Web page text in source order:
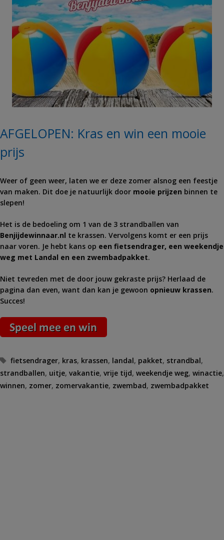
AFGELOPEN: Kras en win een mooie
prijs
Weer of geen weer, laten we er deze zomer alsnog een feestje
van maken. Dit doe je natuurlijk door mooie prijzen binnen te
slepen!
Het is de bedoeling om 1 van de 3 strandballen van
Benjijdewinnaar.nl te krassen. Vervolgens komt er een prijs
naar voren. Je hebt kans op een fietsendrager, een weekendje
weg met Landal en een zwembadpakket.
Niet tevreden met de door jouw gekraste prijs? Herlaad de
pagina dan even, want dan kan je gewoon opnieuw krassen.
Succes!
Tags
fietsendrager, kras, krassen, landal, pakket, strandbal,
strandballen, uitje, vakantie, vrije tijd, weekendje weg, winactie,
winnen, zomer, zomervakantie, zwembad, zwembadpakket